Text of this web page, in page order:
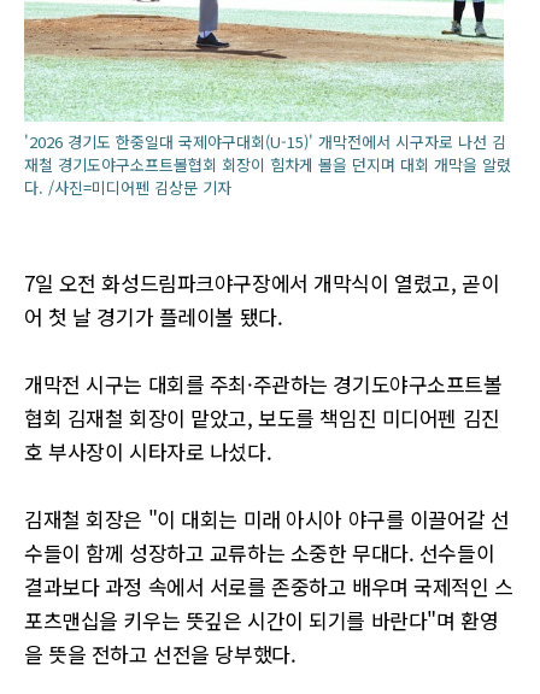
'2026 경기도 한중일대 국제야구대회(U-15)' 개막전에서 시구자로 나선 김
재철 경기도야구소프트볼협회 회장이 힘차게 볼을 던지며 대회 개막을 알렸
다. /사진=미디어펜 김상문 기자
7일 오전 화성드림파크야구장에서 개막식이 열렸고, 곧이
어 첫 날 경기가 플레이볼 됐다.
개막전 시구는 대회를 주최·주관하는 경기도야구소프트볼
협회 김재철 회장이 맡았고, 보도를 책임진 미디어펜 김진
호 부사장이 시타자로 나섰다.
김재철 회장은 "이 대회는 미래 아시아 야구를 이끌어갈 선
수들이 함께 성장하고 교류하는 소중한 무대다. 선수들이
결과보다 과정 속에서 서로를 존중하고 배우며 국제적인 스
포츠맨십을 키우는 뜻깊은 시간이 되기를 바란다"며 환영
을 뜻을 전하고 선전을 당부했다.